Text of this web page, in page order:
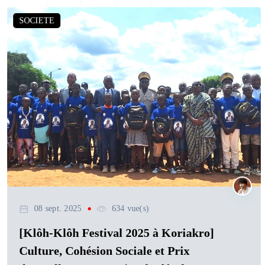
SOCIETE
08 sept. 2025 634 vue(s)
[Klôh-Klôh Festival 2025 à Koriakro]
Culture, Cohésion Sociale et Prix